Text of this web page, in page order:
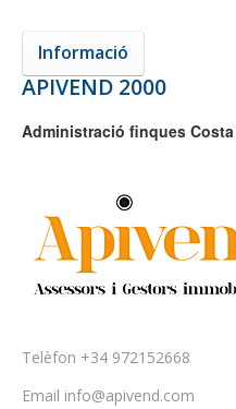
Informació
APIVEND 2000
Administració finques Costa
Telèfon +34 972152668
Email info@apivend.com